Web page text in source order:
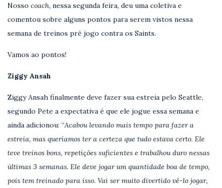
Nosso coach, nessa segunda feira, deu uma coletiva e
comentou sobre alguns pontos para serem vistos nessa
semana de treinos pré jogo contra os Saints.
Vamos ao pontos!
Ziggy Ansah
Ziggy Ansah finalmente deve fazer sua estreia pelo Seattle,
segundo Pete a expectativa é que ele jogue essa semana e
ainda adicionou: “Acabou levando mais tempo para fazer a
estreia, mas queríamos ter a certeza que tudo estava certo. Ele
teve treinos bons, repetições suficientes e trabalhou duro nessas
últimas 3 semanas. Ele deve jogar um quantidade boa de tempo,
pois tem treinado para isso. Vai ser muito divertido vê-lo jogar,